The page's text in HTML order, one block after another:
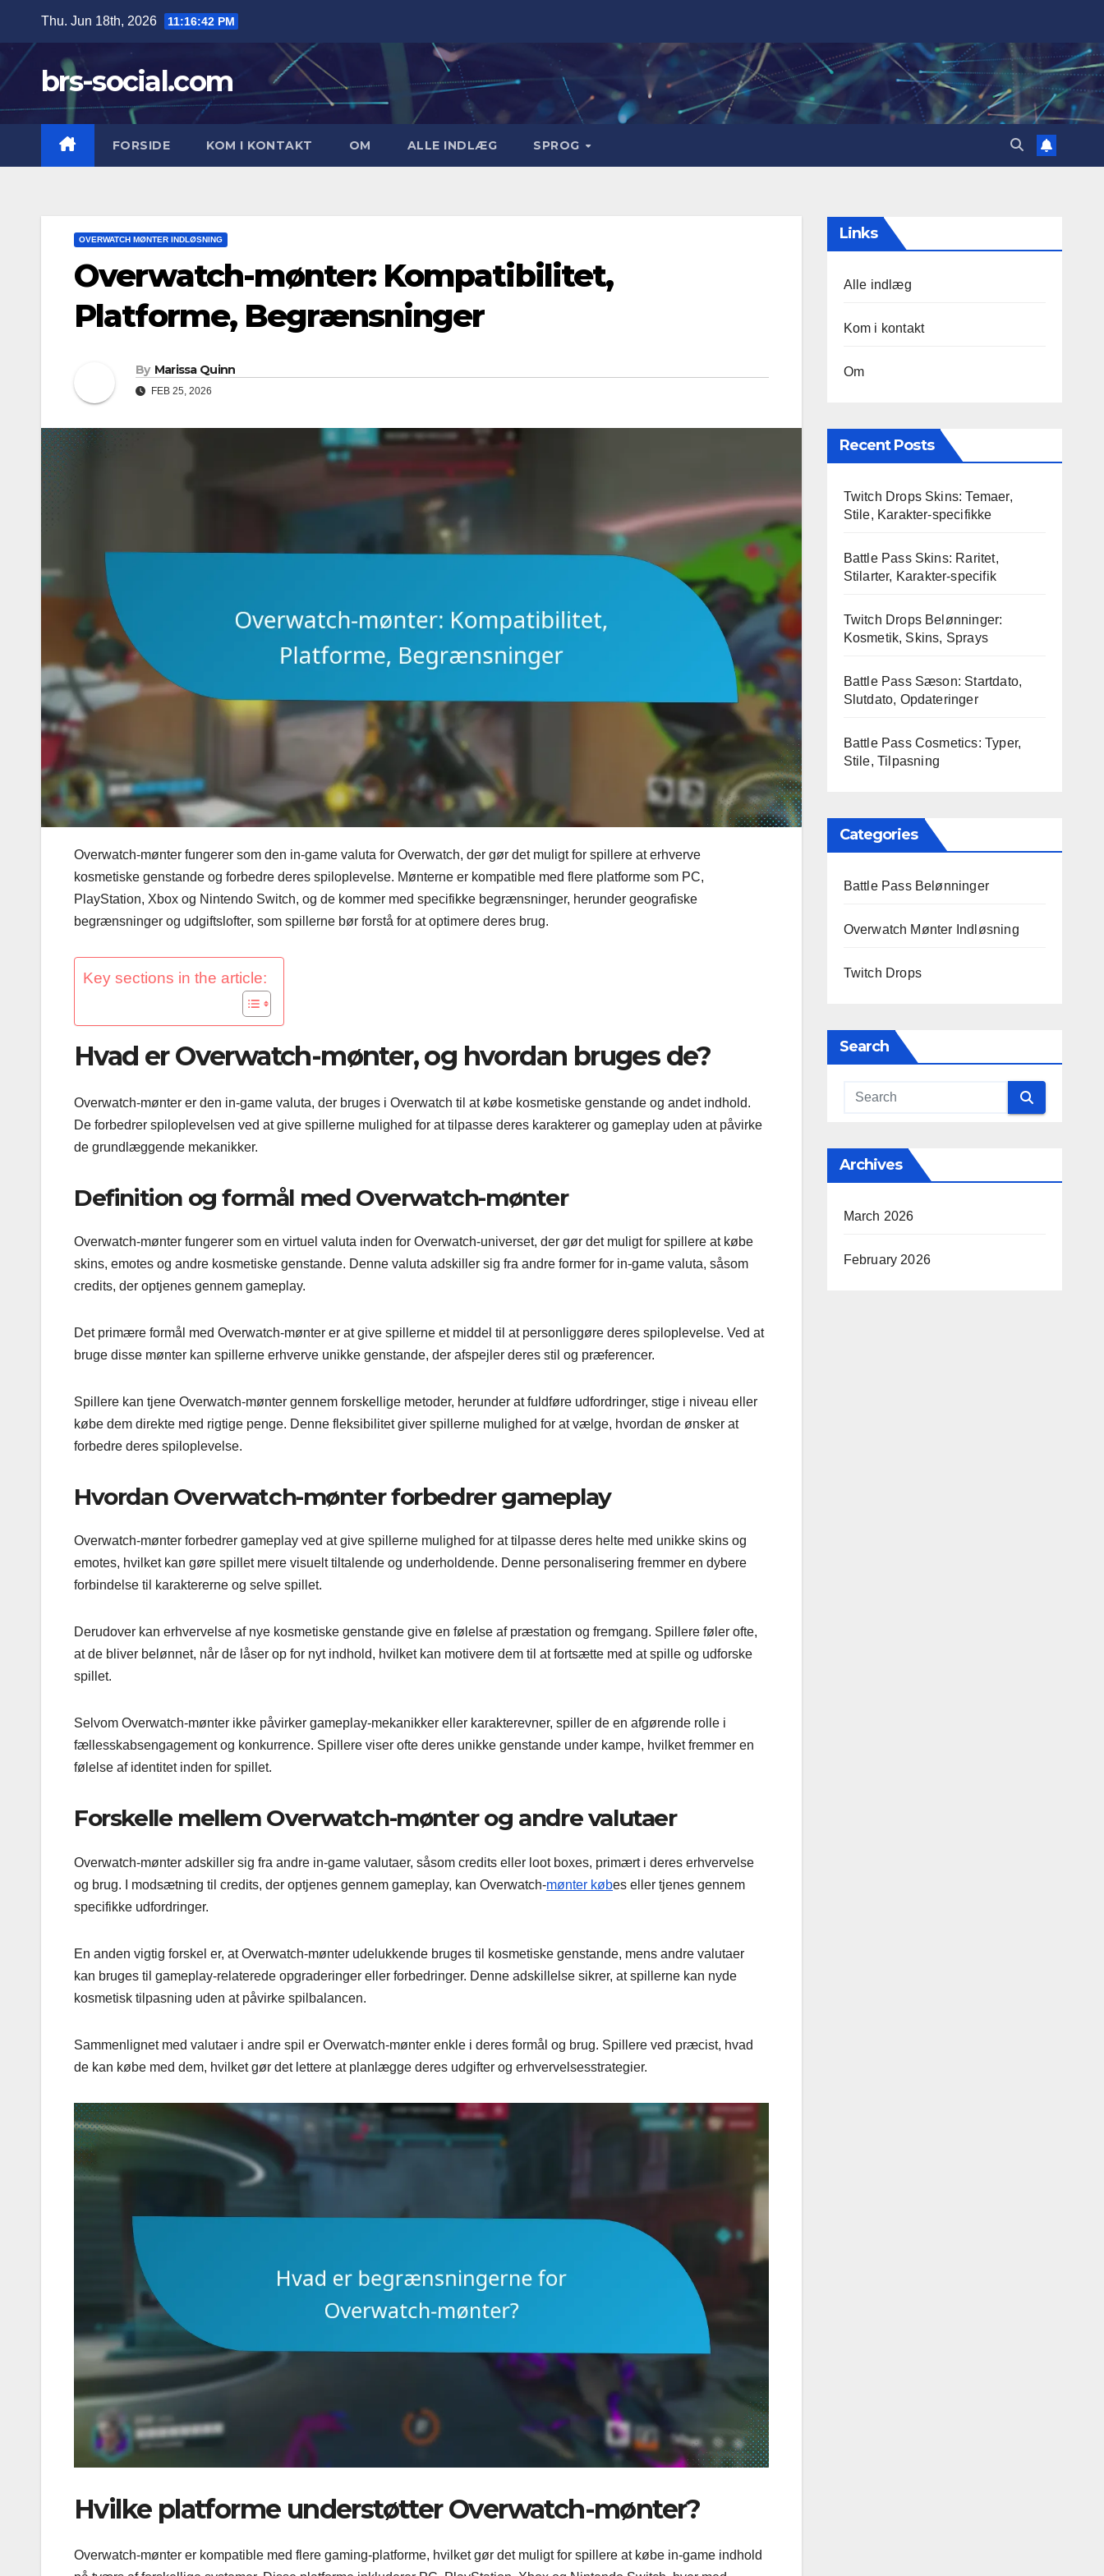
content
Thu. Jun 18th, 2026 11:16:44 PM
brs-social.com
FORSIDE KOM I KONTAKT OM ALLE INDLÆG SPROG
OVERWATCH MØNTER INDLØSNING
Overwatch-mønter: Kompatibilitet,
Platforme, Begrænsninger
By Marissa Quinn
FEB 25, 2026
Overwatch-mønter fungerer som den in-game valuta for Overwatch, der gør det muligt for spillere at erhverve
kosmetiske genstande og forbedre deres spiloplevelse. Mønterne er kompatible med flere platforme som PC,
PlayStation, Xbox og Nintendo Switch, og de kommer med specifikke begrænsninger, herunder geografiske
begrænsninger og udgiftslofter, som spillerne bør forstå for at optimere deres brug.
Key sections in the article:
Hvad er Overwatch-mønter, og hvordan bruges de?
Overwatch-mønter er den in-game valuta, der bruges i Overwatch til at købe kosmetiske genstande og andet indhold.
De forbedrer spiloplevelsen ved at give spillerne mulighed for at tilpasse deres karakterer og gameplay uden at påvirke
de grundlæggende mekanikker.
Definition og formål med Overwatch-mønter
Overwatch-mønter fungerer som en virtuel valuta inden for Overwatch-universet, der gør det muligt for spillere at købe
skins, emotes og andre kosmetiske genstande. Denne valuta adskiller sig fra andre former for in-game valuta, såsom
credits, der optjenes gennem gameplay.
Det primære formål med Overwatch-mønter er at give spillerne et middel til at personliggøre deres spiloplevelse. Ved at
bruge disse mønter kan spillerne erhverve unikke genstande, der afspejler deres stil og præferencer.
Spillere kan tjene Overwatch-mønter gennem forskellige metoder, herunder at fuldføre udfordringer, stige i niveau eller
købe dem direkte med rigtige penge. Denne fleksibilitet giver spillerne mulighed for at vælge, hvordan de ønsker at
forbedre deres spiloplevelse.
Hvordan Overwatch-mønter forbedrer gameplay
Overwatch-mønter forbedrer gameplay ved at give spillerne mulighed for at tilpasse deres helte med unikke skins og
emotes, hvilket kan gøre spillet mere visuelt tiltalende og underholdende. Denne personalisering fremmer en dybere
forbindelse til karaktererne og selve spillet.
Derudover kan erhvervelse af nye kosmetiske genstande give en følelse af præstation og fremgang. Spillere føler ofte,
at de bliver belønnet, når de låser op for nyt indhold, hvilket kan motivere dem til at fortsætte med at spille og udforske
spillet.
Selvom Overwatch-mønter ikke påvirker gameplay-mekanikker eller karakterevner, spiller de en afgørende rolle i
fællesskabsengagement og konkurrence. Spillere viser ofte deres unikke genstande under kampe, hvilket fremmer en
følelse af identitet inden for spillet.
Forskelle mellem Overwatch-mønter og andre valutaer
Overwatch-mønter adskiller sig fra andre in-game valutaer, såsom credits eller loot boxes, primært i deres erhvervelse
og brug. I modsætning til credits, der optjenes gennem gameplay, kan Overwatch-mønter købes eller tjenes gennem
specifikke udfordringer.
En anden vigtig forskel er, at Overwatch-mønter udelukkende bruges til kosmetiske genstande, mens andre valutaer
kan bruges til gameplay-relaterede opgraderinger eller forbedringer. Denne adskillelse sikrer, at spillerne kan nyde
kosmetisk tilpasning uden at påvirke spilbalancen.
Sammenlignet med valutaer i andre spil er Overwatch-mønter enkle i deres formål og brug. Spillere ved præcist, hvad
de kan købe med dem, hvilket gør det lettere at planlægge deres udgifter og erhvervelsesstrategier.
Hvilke platforme understøtter Overwatch-mønter?
Overwatch-mønter er kompatible med flere gaming-platforme, hvilket gør det muligt for spillere at købe in-game indhold
Links
Alle indlæg
Kom i kontakt
Om
Recent Posts
Twitch Drops Skins: Temaer,
Stile, Karakter-specifikke
Battle Pass Skins: Raritet,
Stilarter, Karakter-specifik
Twitch Drops Belønninger:
Kosmetik, Skins, Sprays
Battle Pass Sæson: Startdato,
Slutdato, Opdateringer
Battle Pass Cosmetics: Typer,
Stile, Tilpasning
Categories
Battle Pass Belønninger
Overwatch Mønter Indløsning
Twitch Drops
Search
Archives
March 2026
February 2026